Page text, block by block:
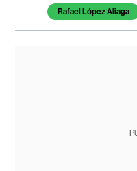
Rafael López Aliaga